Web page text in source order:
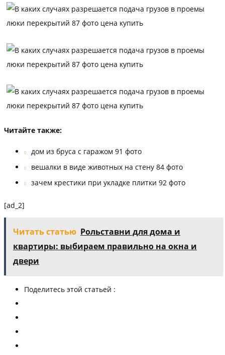
Читайте также:
дом из бруса с гаражом 91 фото
вешалки в виде животных на стену 84 фото
зачем крестики при укладке плитки 92 фото
[ad_2]
Читать статью Рольставни для дома и
квартиры: выбираем правильно на окна и
двери
Поделитесь этой статьей :